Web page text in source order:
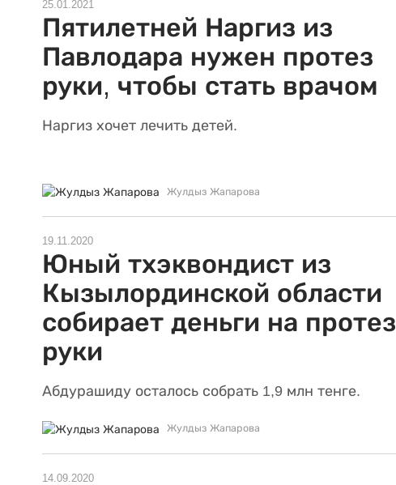
25.01.2021
Пятилетней Наргиз из
Павлодара нужен протез
руки, чтобы стать врачом
Наргиз хочет лечить детей.
Жулдыз Жапарова
19.11.2020
Юный тхэквондист из
Кызылординской области
собирает деньги на протез
руки
Абдурашиду осталось собрать 1,9 млн тенге.
Жулдыз Жапарова
14.09.2020